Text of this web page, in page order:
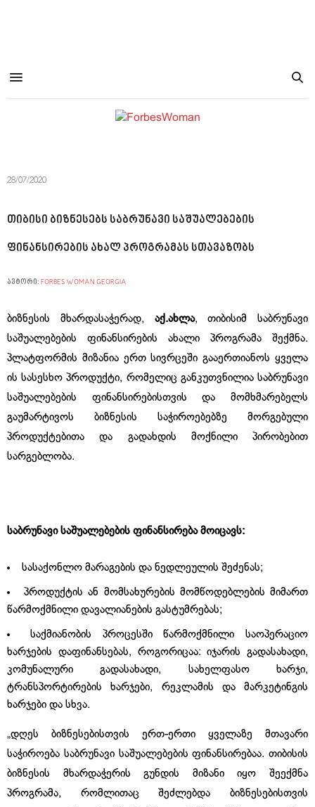
28/07/2020
თიბისი ბიზნესებს საბრუნავი საშუალებების
ფინანსირების ახალ პროგრამას სთავაზობს
ავტორი: FORBES WOMAN GEORGIA
ბიზნესის მხარდასაჭერად, აქ.ახლა, თიბისიმ საბრუნავი
საშუალებების ფინანსირების ახალი პროგრამა შექმნა.
პლატფორმის მიზანია ერთ სივრცეში გააერთიანოს ყველა
ის სასესხო პროდუქტი, რომელიც განკუთვნილია საბრუნავი
საშუალებების ფინანსირებისთვის და მომხმარებელს
გაუმარტივოს ბიზნესის საჭიროებებზე მორგებული
პროდუქტებითა და გადახდის მოქნილი პირობებით
სარგებლობა.
საბრუნავი საშუალებების ფინანსირება მოიცავს:
სასაქონლო მარაგების და ნედლეულის შეძენას;
პროდუქტის ან მომსახურების მომწოდებლების მიმართ
წარმოქმნილი დავალიანების გასტუმრებას;
საქმიანობის პროცესში წარმოქმნილი საოპერაციო
ხარჯების დაფინანსებას, როგორიცაა: იჯარის გადასახადი,
კომუნალური გადასახადი, სახელფასო ხარჯი,
ტრანსპორტირების ხარჯები, რეკლამის და მარკეტინგის
ხარჯები და სხვა.
„დღეს ბიზნესებისთვის ერთ-ერთი ყველაზე მთავარი
საჭიროება საბრუნავი საშუალებების ფინანსირებაა. თიბისის
ბიზნესის მხარდაჭერის გუნდის მიზანი იყო შეექმნა
პროგრამა, რომლითაც შეძლებდა ბიზნესებისთვის